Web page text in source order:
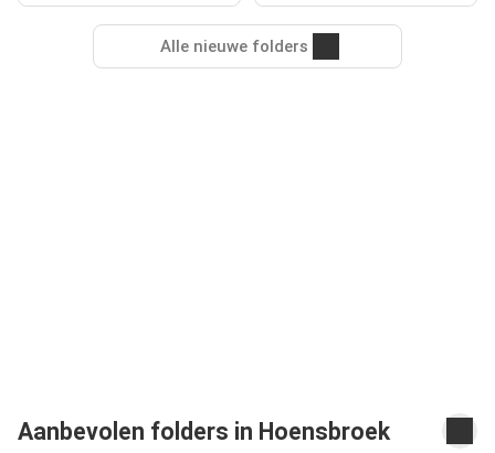
Alle nieuwe folders
Aanbevolen folders in Hoensbroek